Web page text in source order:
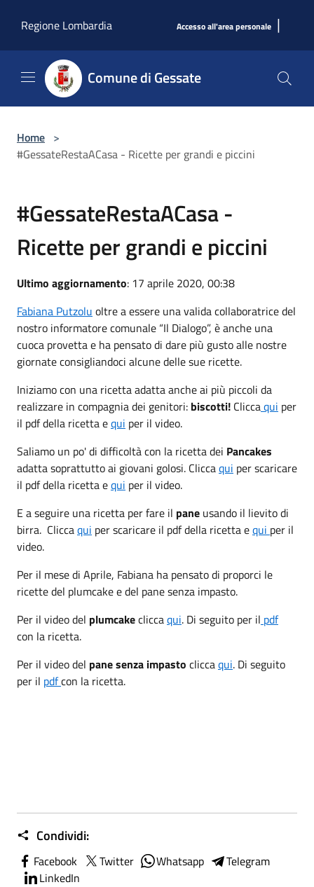
Regione Lombardia
Accesso all'area personale |
Comune di Gessate
Home >
#GessateRestaACasa - Ricette per grandi e piccini
#GessateRestaACasa -
Ricette per grandi e piccini
Ultimo aggiornamento: 17 aprile 2020, 00:38
Fabiana Putzolu oltre a essere una valida collaboratrice del
nostro informatore comunale “Il Dialogo”, è anche una
cuoca provetta e ha pensato di dare più gusto alle nostre
giornate consigliandoci alcune delle sue ricette.
Iniziamo con una ricetta adatta anche ai più piccoli da
realizzare in compagnia dei genitori: biscotti! Cliccaqui per
il pdf della ricetta equi per il video.
Saliamo un po' di difficoltà con la ricetta dei Pancakes
adatta soprattutto ai giovani golosi. Cliccaqui per scaricare
il pdf della ricetta equi per il video.
E a seguire una ricetta per fare il pane usando il lievito di
birra. Cliccaqui per scaricare il pdf della ricetta equi per il
video.
Per il mese di Aprile, Fabiana ha pensato di proporci le
ricette del plumcake e del pane senza impasto.
Per il video del plumcakecliccaqui. Di seguito per il pdf
con la ricetta.
Per il video del pane senza impasto cliccaqui. Di seguito
per il pdfcon la ricetta.
Condividi:
Facebook Twitter Whatsapp
Telegram
LinkedIn